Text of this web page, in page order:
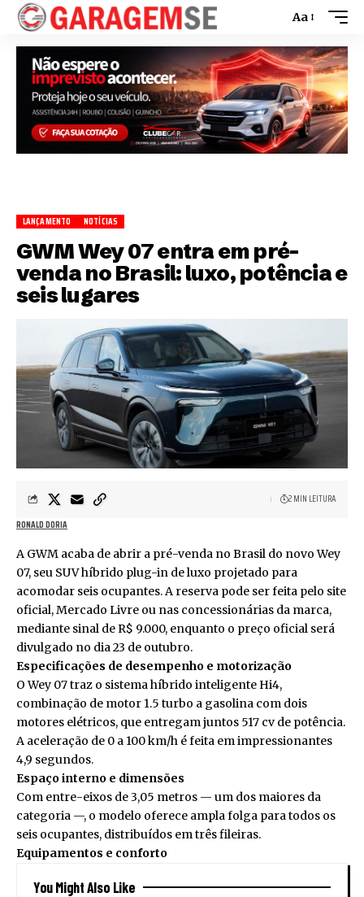
Aa
LANÇAMENTO NOTÍCIAS
GWM Wey 07 entra em pré-
venda no Brasil: luxo, potência e
seis lugares
RONALD DORIA
2 MIN LEITURA
A GWM acaba de abrir a pré-venda no Brasil do novo Wey
07, seu SUV híbrido plug-in de luxo projetado para
acomodar seis ocupantes. A reserva pode ser feita pelo site
oficial, Mercado Livre ou nas concessionárias da marca,
mediante sinal de R$ 9.000, enquanto o preço oficial será
divulgado no dia 23 de outubro.
Especificações de desempenho e motorização
O Wey 07 traz o sistema híbrido inteligente Hi4,
combinação de motor 1.5 turbo a gasolina com dois
motores elétricos, que entregam juntos 517 cv de potência.
A aceleração de 0 a 100 km/h é feita em impressionantes
4,9 segundos.
Espaço interno e dimensões
Com entre-eixos de 3,05 metros — um dos maiores da
categoria —, o modelo oferece ampla folga para todos os
seis ocupantes, distribuídos em três fileiras.
Equipamentos e conforto
You Might Also Like